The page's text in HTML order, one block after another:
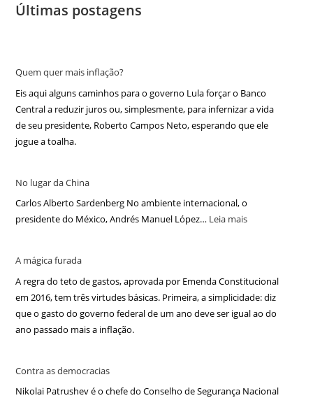
Últimas postagens
Quem quer mais inflação?
Eis aqui alguns caminhos para o governo Lula forçar o Banco
Central a reduzir juros ou, simplesmente, para infernizar a vida
de seu presidente, Roberto Campos Neto, esperando que ele
jogue a toalha.
No lugar da China
Carlos Alberto Sardenberg No ambiente internacional, o
presidente do México, Andrés Manuel López… Leia mais
A mágica furada
A regra do teto de gastos, aprovada por Emenda Constitucional
em 2016, tem três virtudes básicas. Primeira, a simplicidade: diz
que o gasto do governo federal de um ano deve ser igual ao do
ano passado mais a inflação.
Contra as democracias
Nikolai Patrushev é o chefe do Conselho de Segurança Nacional